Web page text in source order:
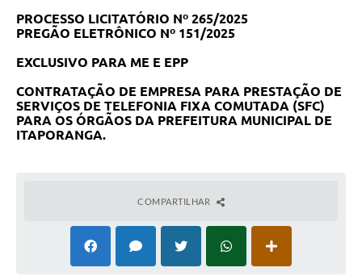
Serviços ao Cidadão
Compras Web
STS - 3º Setor
PROCESSO LICITATÓRIO Nº 265/2025
PREGÃO ELETRÔNICO Nº 151/2025
EXCLUSIVO PARA ME E EPP
CONTRATAÇÃO DE EMPRESA PARA PRESTAÇÃO DE
SERVIÇOS DE TELEFONIA FIXA COMUTADA (SFC)
PARA OS ÓRGÃOS DA PREFEITURA MUNICIPAL DE
ITAPORANGA.
COMPARTILHAR